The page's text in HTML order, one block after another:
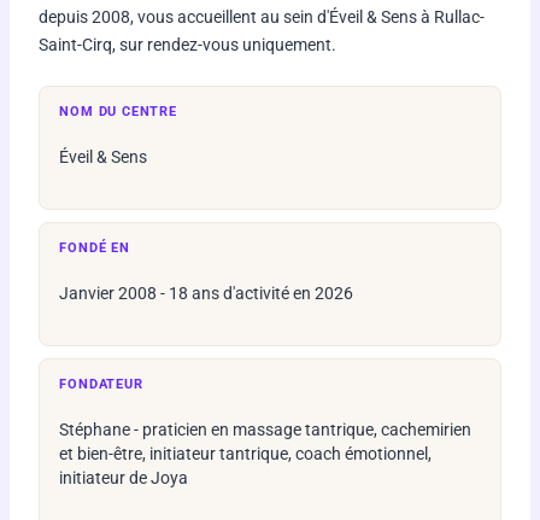
depuis 2008, vous accueillent au sein d'Éveil & Sens à Rullac-
Saint-Cirq, sur rendez-vous uniquement.
NOM DU CENTRE
Éveil & Sens
FONDÉ EN
Janvier 2008 - 18 ans d'activité en 2026
FONDATEUR
Stéphane - praticien en massage tantrique, cachemirien
et bien-être, initiateur tantrique, coach émotionnel,
initiateur de Joya